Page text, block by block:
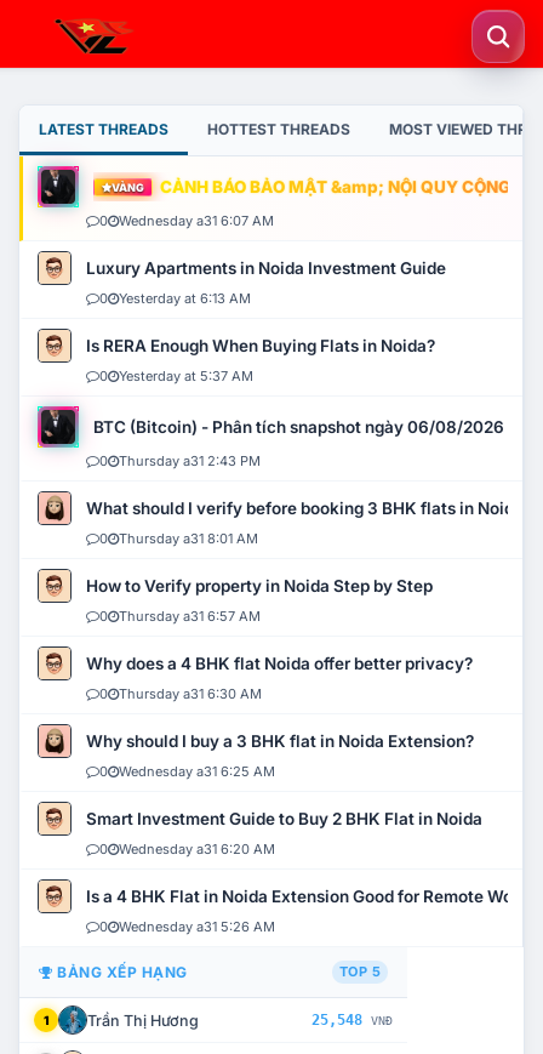
LATEST THREADS HOTTEST THREADS MOST VIEWED
VÀNG CẢNH BÁO BẢO MẬT &amp; NỘI QUY CỘNG
0 Wednesday a31 6:07 AM
Luxury Apartments in Noida Investment Guide
0 Yesterday at 6:13 AM
Is RERA Enough When Buying Flats in Noida?
0 Yesterday at 5:37 AM
BTC (Bitcoin) - Phân tích snapshot ngày 06/08/2026
0 Thursday a31 2:43 PM
What should I verify before booking 3 BHK flats in Noida?
0 Thursday a31 8:01 AM
How to Verify property in Noida Step by Step
0 Thursday a31 6:57 AM
Why does a 4 BHK flat Noida offer better privacy?
0 Thursday a31 6:30 AM
Why should I buy a 3 BHK flat in Noida Extension?
0 Wednesday a31 6:25 AM
Smart Investment Guide to Buy 2 BHK Flat in Noida
0 Wednesday a31 6:20 AM
Is a 4 BHK Flat in Noida Extension Good for Remote Work?
0 Wednesday a31 5:26 AM
BẢNG XẾP HẠNG TOP 5
1 Trần Thị Hương 25,548 VNĐ